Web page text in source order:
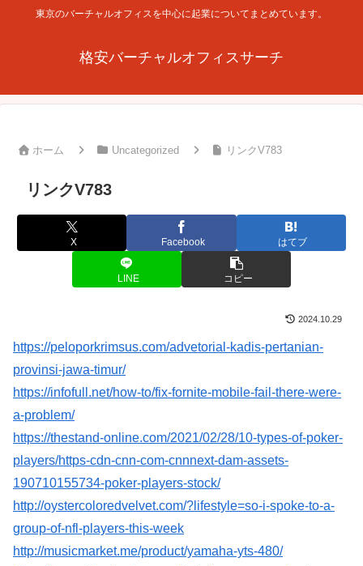
東京のバーチャルオフィスを中心に起業についてまとめています。
格安バーチャルオフィスサーチ
ホーム Uncategorized リンクV783
リンクV783
X Facebook はてブ
LINE コピー
2024.10.29
https://peloporkrimsus.com/advetorial-kadis-pertanian-
provinsi-jawa-timur/
https://infofull.net/how-to/fix-fornite-mobile-fail-there-were-
a-problem/
https://thestand-online.com/2021/02/28/10-types-of-poker-
players/https-cdn-cnn-com-cnnnext-dam-assets-
190710155734-poker-players-stock/
http://oystercoloredvelvet.com/?lifestyle=so-i-spoke-to-a-
group-of-nfl-players-this-week
http://musicmarket.me/product/yamaha-yts-480/